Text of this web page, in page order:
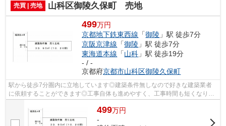
売買 | 売地 山科区御陵久保町 売地
499万円
京都地下鉄東西線 「御陵 」駅 徒歩7分
京阪京津線 「御陵 」駅 徒歩7分
東海道本線 「山科 」駅 徒歩19分
- / -
京都府京都市山科区御陵久保町
駅から徒歩7分圏内に立地しています◎建築条件無しなので好きな建築業者
に依頼することができます◎工事自体も進めやすく、工事時間も短くなりや
すい平坦地です◎京都市山科区エリアで土...
499万円
-